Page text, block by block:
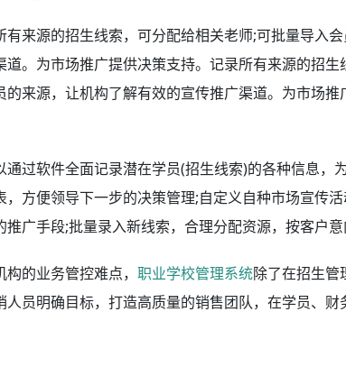
源的招生线索，可分配给相关老师;可批量导入会
。为市场推广提供决策支持。记录所有来源的招
的来源，让机构了解有效的宣传推广渠道。为市场
软件全面记录潜在学员(招生线索)的各种信息，为
，方便领导下一步的决策管理;自定义自种市场宣传
广手段;批量录入新线索，合理分配资源，按客户意
的业务管控难点， 职业学校管理系统除了在招生管
员明确目标，打造高质量的销售团队，在学员、